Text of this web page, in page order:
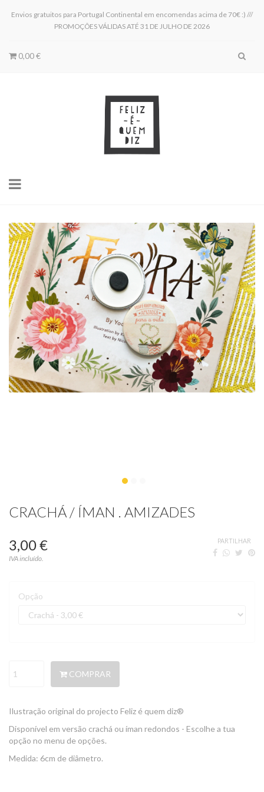
Envios gratuitos para Portugal Continental em encomendas acima de 70€ :) ///
PROMOÇÕES VÁLIDAS ATÉ 31 DE JULHO DE 2026
0,00 €
Toggle
CRACHÁ / ÍMAN . AMIZADES
3,00 €
IVA incluído.
PARTILHAR
Opção
COMPRAR
Ilustração original do projecto Feliz é quem diz®
Disponível em versão crachá ou íman redondos - Escolhe a tua
opção no menu de opções.
Medida: 6cm de diâmetro.